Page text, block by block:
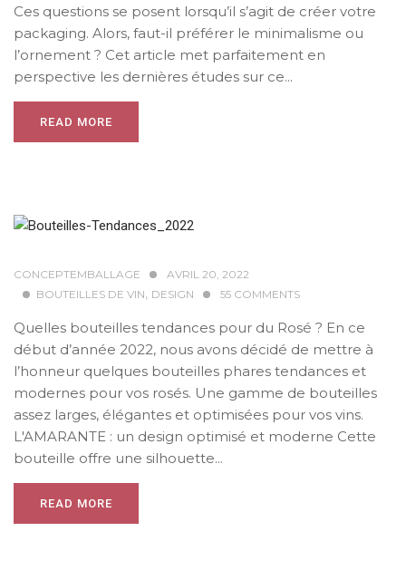
Ces questions se posent lorsqu’il s’agit de créer votre
packaging. Alors, faut-il préférer le minimalisme ou
l’ornement ? Cet article met parfaitement en
perspective les dernières études sur ce...
READ MORE
CONCEPTEMBALLAGE
AVRIL 20, 2022
BOUTEILLES DE VIN, DESIGN 55 COMMENTS
Quelles bouteilles tendances pour du Rosé ? En ce
début d’année 2022, nous avons décidé de mettre à
l’honneur quelques bouteilles phares tendances et
modernes pour vos rosés. Une gamme de bouteilles
assez larges, élégantes et optimisées pour vos vins.
L'AMARANTE : un design optimisé et moderne Cette
bouteille offre une silhouette...
READ MORE